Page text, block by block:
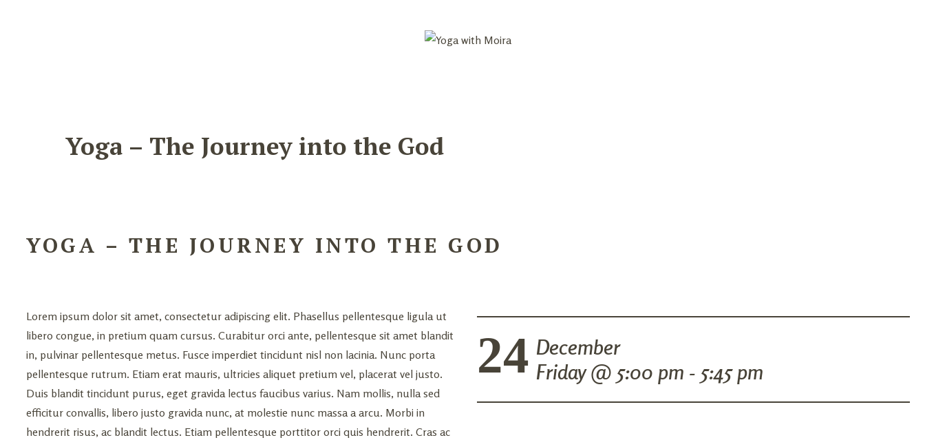
Yoga – The Journey into the God
YOGA – THE JOURNEY INTO THE GOD
Lorem ipsum dolor sit amet, consectetur adipiscing elit. Phasellus pellentesque ligula ut
libero congue, in pretium quam cursus. Curabitur orci ante, pellentesque sit amet blandit
in, pulvinar pellentesque metus. Fusce imperdiet tincidunt nisl non lacinia. Nunc porta
pellentesque rutrum. Etiam erat mauris, ultricies aliquet pretium vel, placerat vel justo.
Duis blandit tincidunt purus, eget gravida lectus faucibus varius. Nam mollis, nulla sed
efficitur convallis, libero justo gravida nunc, at molestie nunc massa a arcu. Morbi in
hendrerit risus, ac blandit lectus. Etiam pellentesque porttitor orci quis hendrerit. Cras ac
24 December
Friday @ 5:00 pm - 5:45 pm